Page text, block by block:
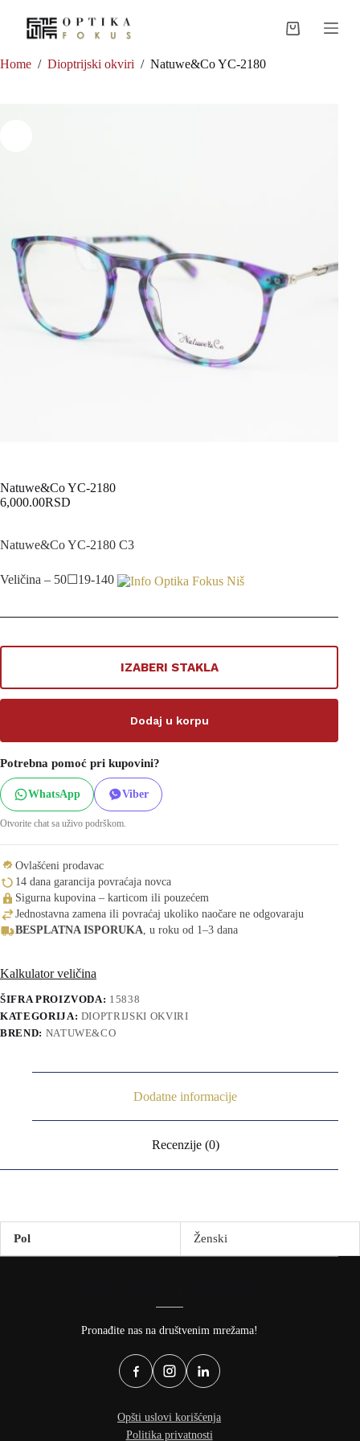
content
Shopping
Home / Dioptrijski okviri / Natuwe&Co YC-2180
Natuwe&Co YC-2180
6,000.00RSD
Natuwe&Co YC-2180 C3
Veličina – 50☐19-140
IZABERI STAKLA
Dodaj u korpu
Potrebna pomoć pri kupovini?
WhatsApp Viber
Otvorite chat sa uživo podrškom.
Ovlašćeni prodavac
14 dana garancija povraćaja novca
Sigurna kupovina – karticom ili pouzećem
Jednostavna zamena ili povraćaj ukoliko naočare ne odgovaraju
BESPLATNA ISPORUKA , u roku od 1–3 dana
Kalkulator veličina
ŠIFRA PROIZVODA: 15838
KATEGORIJA: DIOPTRIJSKI OKVIRI
BREND: NATUWE&CO
Dodatne informacije
Recenzije (0)
Pol Ženski
Pronađite nas na društvenim mrežama!
Opšti uslovi korišćenja
Politika privatnosti